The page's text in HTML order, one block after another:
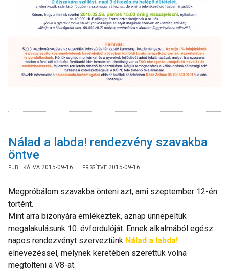
Nálad a labda! rendezvény szavakba
öntve
2015-09-16 2015-09-16
Megpróbálom szavakba önteni azt, ami szeptember 12-én
történt.
Mint arra bizonyára emlékeztek, aznap ünnepeltük
megalakulásunk 10. évfordulóját. Ennek alkalmából egész
napos rendezvényt szerveztünk Nálad a labda!
elnevezéssel, melynek keretében szerettük volna
megtölteni a V8-at.